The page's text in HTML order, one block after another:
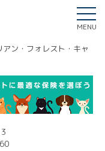
MENU
アン・フォレスト・キャ